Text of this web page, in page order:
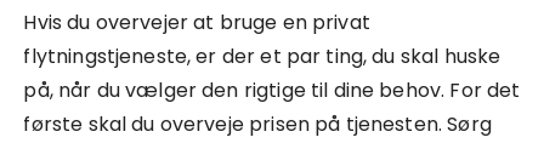
Hvis du overvejer at bruge en privat
flytningstjeneste, er der et par ting, du skal huske
på, når du vælger den rigtige til dine behov. For det
første skal du overveje prisen på tjenesten. Sørg